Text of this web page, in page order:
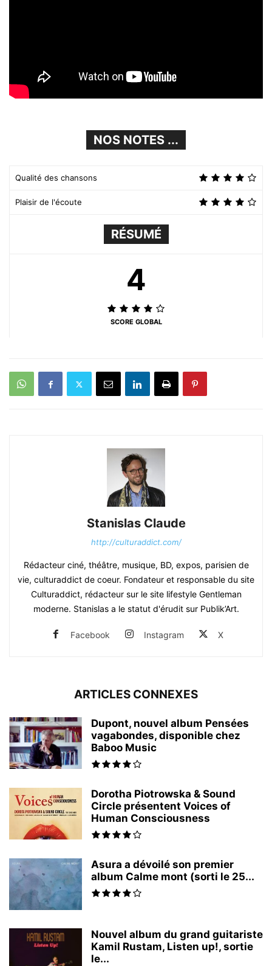
NOS NOTES ...
Qualité des chansons
Plaisir de l'écoute
RÉSUMÉ
4
SCORE GLOBAL
Stanislas Claude
http://culturaddict.com/
Rédacteur ciné, théâtre, musique, BD, expos, parisien de
vie, culturaddict de coeur. Fondateur et responsable du site
Culturaddict, rédacteur sur le site lifestyle Gentleman
moderne. Stanislas a le statut d'érudit sur Publik’Art.
Facebook Instagram X
ARTICLES CONNEXES
Dupont, nouvel album Pensées
vagabondes, disponible chez
Baboo Music
Dorotha Piotrowska & Sound
Circle présentent Voices of
Human Consciousness
Asura a dévoilé son premier
album Calme mont (sorti le 25...
Nouvel album du grand guitariste
Kamil Rustam, Listen up!, sortie
le...